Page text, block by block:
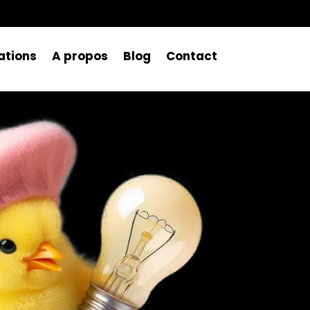
A propos Blog Contact